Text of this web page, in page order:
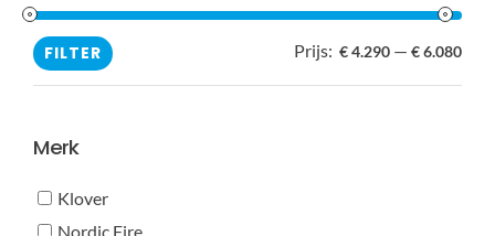
CONTACT
Min.
prijs
prijs
FILTER Prijs: € 4.290 — € 6.080
Merk
Klover
Nordic Fire